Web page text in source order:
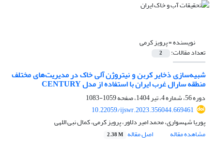
نویسنده =پرویز کرمی
تعداد مقالات: 2
شبیه‌سازی ذخایر کربن و نیتروژن آلی خاک در مدیریت‌های مختلف
منطقه سارال غرب ایران با استفاده از مدل CENTURY
دوره 56، شماره 4، تیر 1404، صفحه
1059-1083
10.22059/ijswr.2023.356044.669461
پوریا شهسواری، محمد امیر دلاور، پرویز کرمی، کمال نبی اللهی
مشاهده مقاله
اصل مقاله 2.38 M